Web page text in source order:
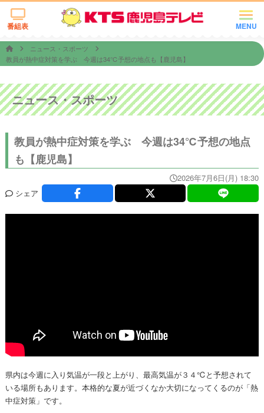
MENU
番組表
ニュース・スポーツ
教員が熱中症対策を学ぶ 今週は34℃予想の地点も【鹿児島】
ニュース・スポーツ
教員が熱中症対策を学ぶ 今週は34℃予想の地点
も【鹿児島】
2026年7月6日(月) 18:30
シェア
県内は今週に入り気温が一段と上がり、最高気温が３４℃と予想されて
いる場所もあります。本格的な夏が近づくなか大切になってくるのが「熱
中症対策」です。